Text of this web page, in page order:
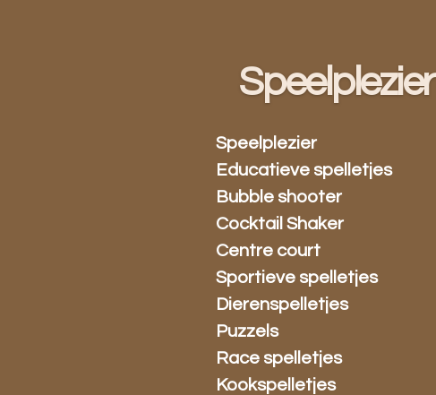
Speelplezier
Speelplezier
Educatieve spelletjes
Bubble shooter
Cocktail Shaker
Centre court
Sportieve spelletjes
Dierenspelletjes
Puzzels
Race spelletjes
Kookspelletjes